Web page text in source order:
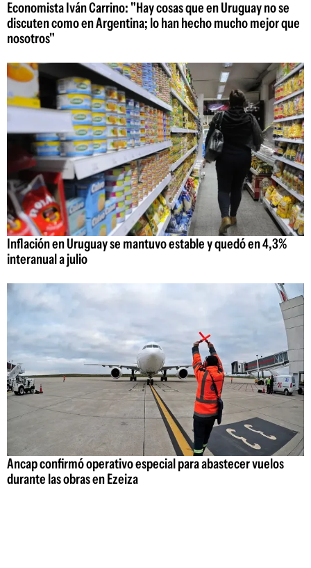
Economista Iván Carrino: "Hay cosas que en Uruguay no se
discuten como en Argentina; lo han hecho mucho mejor que
nosotros"
Inflación en Uruguay se mantuvo estable y quedó en 4,3%
interanual a julio
Ancap confirmó operativo especial para abastecer vuelos
durante las obras en Ezeiza